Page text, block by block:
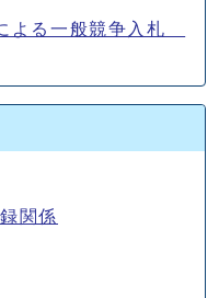
よる一般競争入札
関係